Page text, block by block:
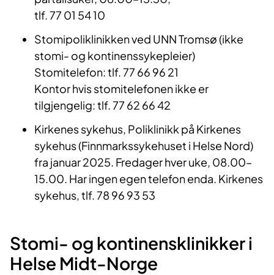
sykehus i Norge.
tlf. 77 01 54 10
Stomipoliklinikken ved UNN Tromsø (ikke
stomi- og kontinenssykepleier)
Stomitelefon: tlf. 77 66 96 21
Kontor hvis stomitelefonen ikke er
tilgjengelig: tlf. 77 62 66 42
Kirkenes sykehus, Poliklinikk på Kirkenes
sykehus (Finnmarkssykehuset i Helse Nord)
fra januar 2025. Fredager hver uke, 08.00–
15.00. Har ingen egen telefon enda. Kirkenes
sykehus, tlf. 78 96 93 53
Stomi- og kontinensklinikker i
Helse Midt-Norge